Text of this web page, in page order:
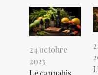
24 octobre
2023